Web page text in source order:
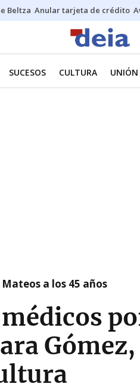
Beltza Anular tarjeta de crédito
SUCESOS CULTURA UNIÓN
a los 45 años
médicos